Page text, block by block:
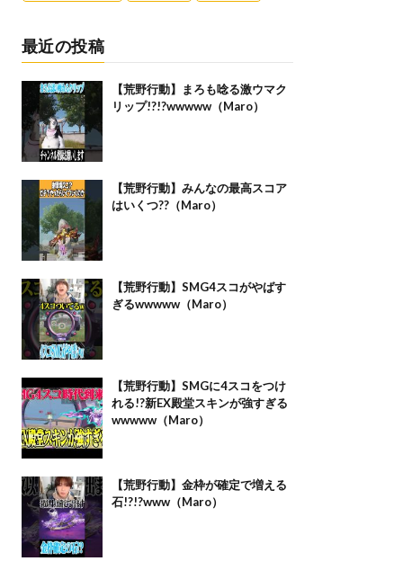
最近の投稿
【荒野行動】まろも唸る激ウマク
リップ!?!?wwwww（Maro）
【荒野行動】みんなの最高スコア
はいくつ??（Maro）
【荒野行動】SMG4スコがやばす
ぎるwwwww（Maro）
【荒野行動】SMGに4スコをつけ
れる!?新EX殿堂スキンが強すぎる
wwwww（Maro）
【荒野行動】金枠が確定で増える
石!?!?www（Maro）